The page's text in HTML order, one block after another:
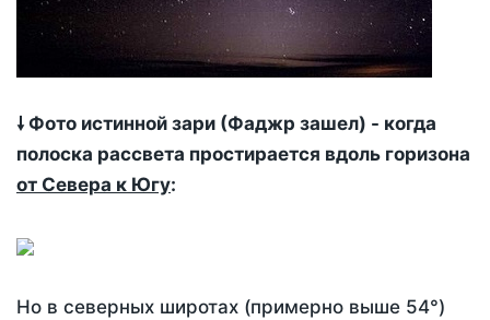
🠗 Фото истинной зари (Фаджр зашел) - когда
полоска рассвета простирается вдоль горизона
от Севера к Югу:
Но в северных широтах (примерно выше 54°)